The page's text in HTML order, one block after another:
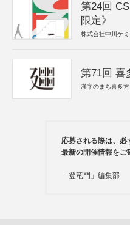
第24回
限定》
株式会社中川ケ
第71回 喜
漢字のまち喜多方
応募される際は、必
最新の開催情報をご
「登竜門」編集部